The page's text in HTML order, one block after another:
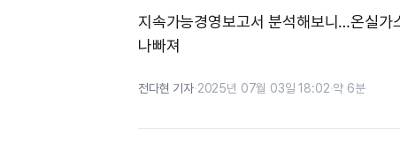
지속가능경영보고서 분석해보니…온실가
나빠져
전다현 기자·2025년 07월 03일 18:02·약 6분